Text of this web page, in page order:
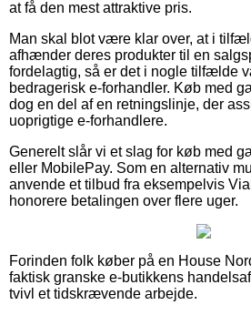
at få den mest attraktive pris.
Man skal blot være klar over, at i
afhænder deres produkter til en
fordelagtig, så er det i nogle tilfælde
bedragerisk e-forhandler. Køb med
dog en del af en retningslinje, der
uoprigtige e-forhandlere.
Generelt slår vi et slag for køb med
eller MobilePay. Som en alternativ
anvende et tilbud fra eksempelvis
honorere betalingen over flere uger.
Forinden folk køber på en House
faktisk granske e-butikkens
tvivl et tidskrævende arbejde.